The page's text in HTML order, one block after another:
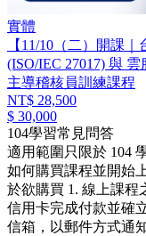
實體
【11/10（二）開課
(ISO/IEC 27017) 與
主導稽核員訓練課程
NT$ 28,500
$ 30,000
104學習常見問答
適用範圍只限於 104
如何購買課程並開始
於欲購買 1. 線上課程
信用卡完成付款並確
信箱，以郵件方式通